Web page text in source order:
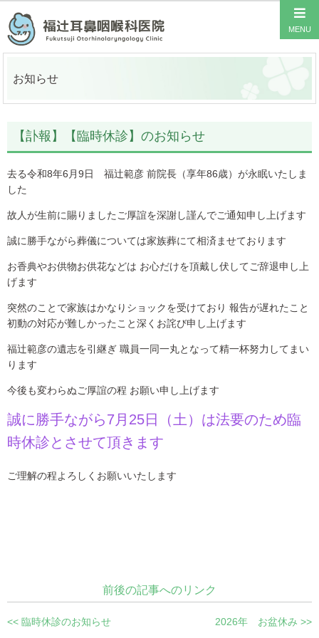
お知らせ
【訃報】【臨時休診】のお知らせ
去る令和8年6月9日 福辻範彦 前院長（享年86歳）が永眠いたしま
した
故人が生前に賜りましたご厚誼を深謝し謹んでご通知申し上げます
誠に勝手ながら葬儀については家族葬にて相済ませております
お香典やお供物お供花などは お心だけを頂戴し伏してご辞退申し上
げます
突然のことで家族はかなりショックを受けており 報告が遅れたこと
初動の対応が難しかったこと深くお詫び申し上げます
福辻範彦の遺志を引継ぎ 職員一同一丸となって精一杯努力してまい
ります
今後も変わらぬご厚誼の程 お願い申し上げます
誠に勝手ながら7月25日（土）は法要のため臨
時休診とさせて頂きます
ご理解の程よろしくお願いいたします
前後の記事へのリンク
<< 臨時休診のお知らせ 2026年 お盆休み >>